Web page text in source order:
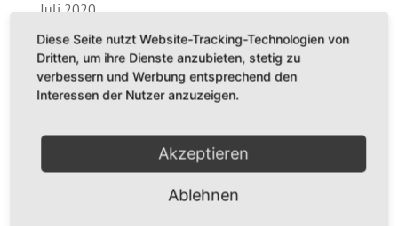
Juli 2020
Mai 2020
April 2020
März 2020
Dezember 2019
November 2019
Diese Seite nutzt Website-Tracking-Technologien von
Dritten, um ihre Dienste anzubieten, stetig zu
verbessern und Werbung entsprechend den
Interessen der Nutzer anzuzeigen.
Akzeptieren
Ablehnen